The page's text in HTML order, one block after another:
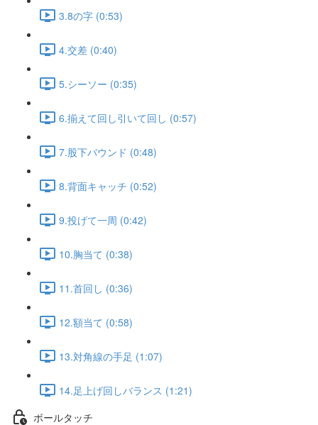
3.8の字 (0:53)
4.交差 (0:40)
5.シーソー (0:35)
6.揃えて回し引いて回し (0:57)
7.股下バウンド (0:48)
8.背面キャッチ (0:52)
9.投げて一周 (0:42)
10.胸当て (0:38)
11.首回し (0:36)
12.額当て (0:58)
13.対角線の手足 (1:07)
14.足上げ回しバランス (1:21)
ボールタッチ